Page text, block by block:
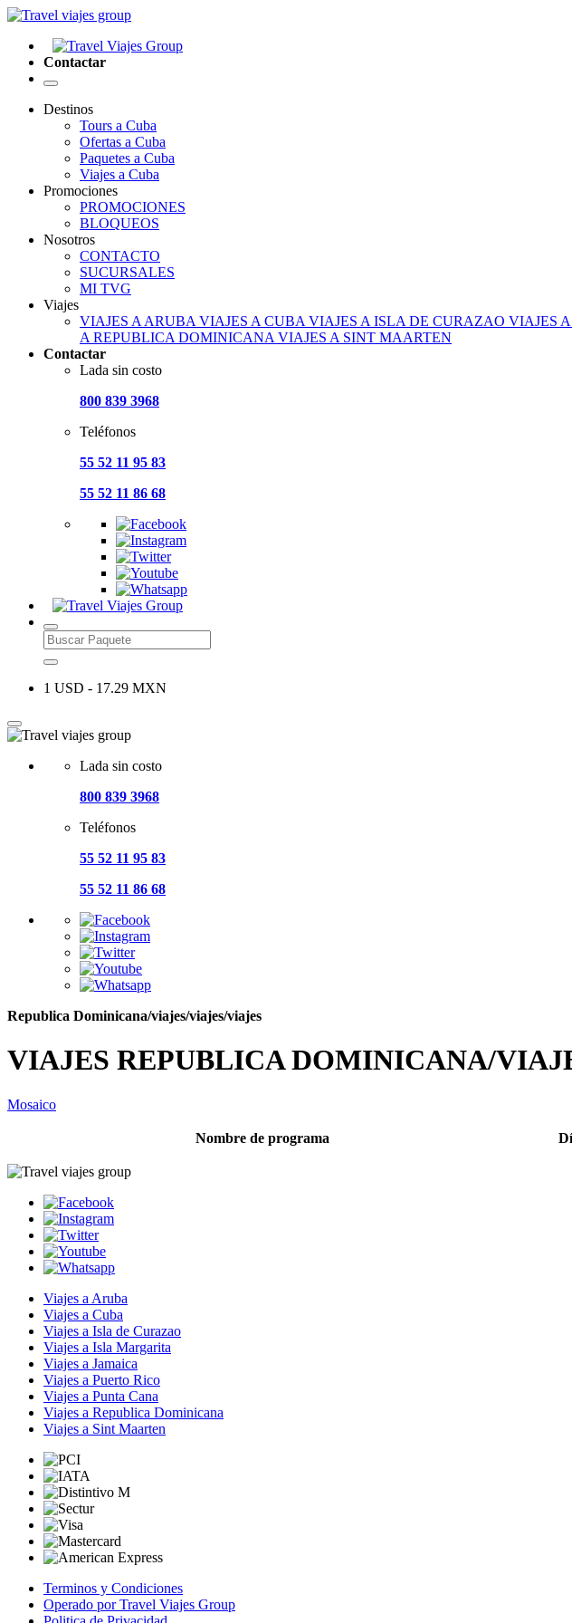
Contactar
Destinos
Tours a Cuba
Ofertas a Cuba
Paquetes a Cuba
Viajes a Cuba
Promociones
PROMOCIONES
BLOQUEOS
Nosotros
CONTACTO
SUCURSALES
MI TVG
Viajes
VIAJES A ARUBA VIAJES A CUBA VIAJES A ISLA DE CURAZAO VIAJES
A REPUBLICA DOMINICANA VIAJES A SINT MAARTEN
Contactar
Lada sin costo
800 839 3968
Teléfonos
55 52 11 95 83
55 52 11 86 68
1 USD - 17.29 MXN
Lada sin costo
800 839 3968
Teléfonos
55 52 11 95 83
55 52 11 86 68
Republica Dominicana/viajes/viajes/viajes
VIAJES REPUBLICA DOMINICANA/
Mosaico
Nombre de programa
Viajes a Aruba
Viajes a Cuba
Viajes a Isla de Curazao
Viajes a Isla Margarita
Viajes a Jamaica
Viajes a Puerto Rico
Viajes a Punta Cana
Viajes a Republica Dominicana
Viajes a Sint Maarten
Terminos y Condiciones
Operado por Travel Viajes Group